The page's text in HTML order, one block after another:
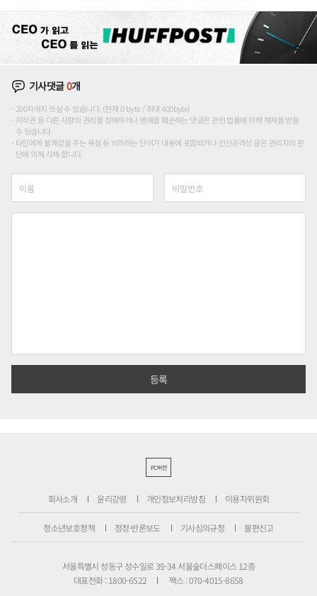
기사댓글0개
200자까지 쓰실 수 있습니다. (현재 0 byte / 최대 400byte)
저작권 등 다른 사람의 권리를 침해하거나 명예를 훼손하는 댓글은 관련 법률에 의해 제재를 받을
수 있습니다.
타인에게 불쾌감을 주는 욕설 등 비하하는 단어가 내용에 포함되거나 인신공격성 글은 관리자의 판
단에 의해 삭제 합니다.
PC버전
회사소개 윤리강령 개인정보처리방침 이용자위원회
청소년보호정책 정정·반론보도 기사심의규정 불편신고
서울특별시 성동구 성수일로 39-34 서울숲더스페이스 12층
대표전화 : 1800-6522
팩스 : 070-4015-8658